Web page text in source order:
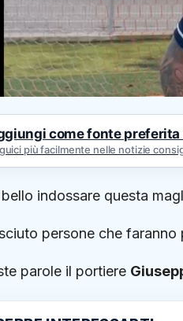
come fonte preferita
più facilmente nelle notizie
bello indossare questa
persone che faranno
parole il portiere